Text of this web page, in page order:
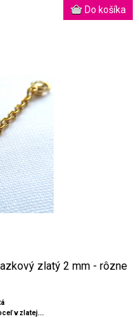
zlatý 2 mm - rôzne
v zlatej...